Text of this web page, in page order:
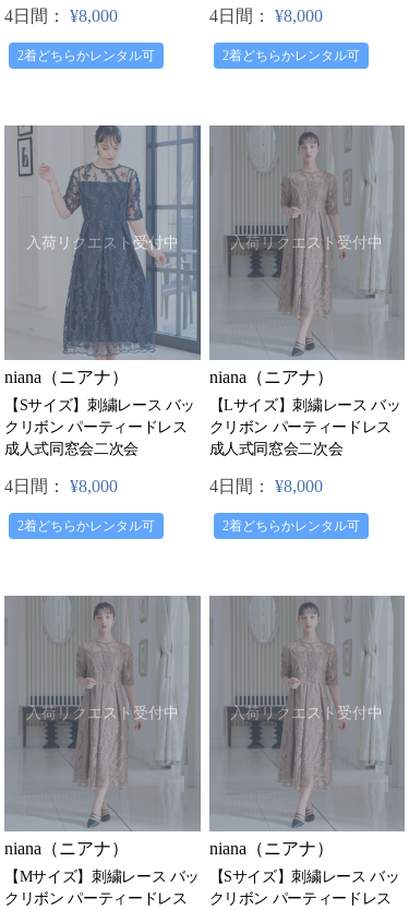
4日間： ¥8,000
2着どちらかレンタル可
4日間： ¥8,000
2着どちらかレンタル可
入荷リクエスト受付中
niana（ニアナ）
【Sサイズ】刺繍レース バッ
クリボン パーティードレス
成人式同窓会二次会
4日間： ¥8,000
2着どちらかレンタル可
入荷リクエスト受付中
niana（ニアナ）
【Lサイズ】刺繍レース バッ
クリボン パーティードレス
成人式同窓会二次会
4日間： ¥8,000
2着どちらかレンタル可
入荷リクエスト受付中
niana（ニアナ）
【Mサイズ】刺繍レース バッ
クリボン パーティードレス
入荷リクエスト受付中
niana（ニアナ）
【Sサイズ】刺繍レース バッ
クリボン パーティードレス